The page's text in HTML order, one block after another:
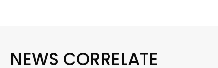
NEWS CORRELATE